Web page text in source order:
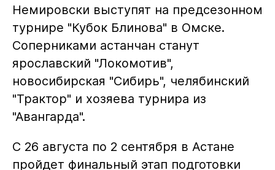
Немировски выступят на предсезонном
турнире "Кубок Блинова" в Омске.
Соперниками астанчан станут
ярославский "Локомотив",
новосибирская "Сибирь", челябинский
"Трактор" и хозяева турнира из
"Авангарда".
С 26 августа по 2 сентября в Астане
пройдет финальный этап подготовки